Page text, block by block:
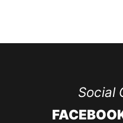
Social